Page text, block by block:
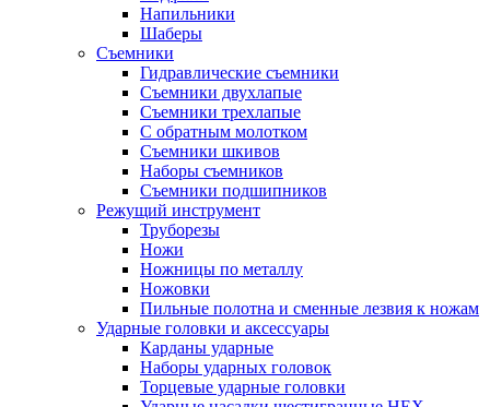
Напильники
Шаберы
Съемники
Гидравлические съемники
Съемники двухлапые
Съемники трехлапые
С обратным молотком
Съемники шкивов
Наборы съемников
Съемники подшипников
Режущий инструмент
Труборезы
Ножи
Ножницы по металлу
Ножовки
Пильные полотна и сменные лезвия к ножам
Ударные головки и аксессуары
Карданы ударные
Наборы ударных головок
Торцевые ударные головки